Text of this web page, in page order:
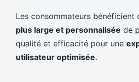
Les consommateurs bénéficient
plus large et personnalisée de
qualité et efficacité pour une
utilisateur optimisée.